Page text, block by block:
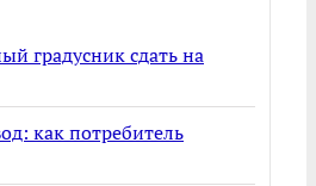
градусник сдать на
как потребитель